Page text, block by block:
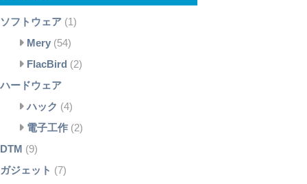
ソフトウェア(1)
Mery (54)
FlacBird (2)
ハードウェア
ハック (4)
電子工作 (2)
DTM (9)
ガジェット (7)